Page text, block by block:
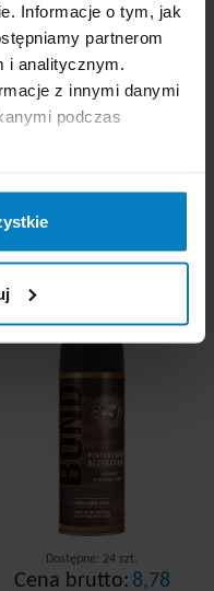
Informacje o tym, jak
partnerom
i analitycznym.
z innymi danymi
podczas
KUPILI
KUPILI
Bond dezodorant
Dostępne: 24 szt.
Cena brutto: 8,78